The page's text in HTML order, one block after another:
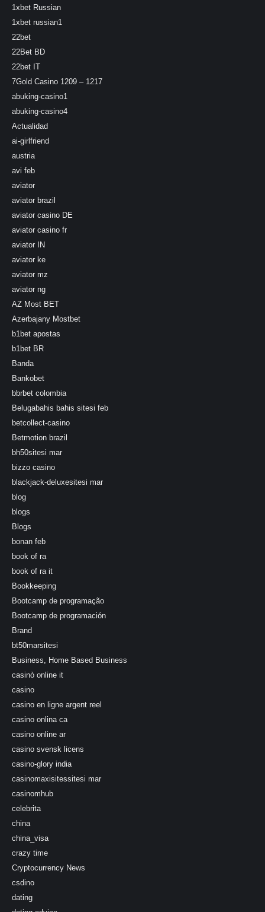
1xbet Russian
1xbet russian1
22bet
22Bet BD
22bet IT
7Gold Casino 1209 – 1217
abuking-casino1
abuking-casino4
Actualidad
ai-girlfriend
austria
avi feb
aviator
aviator brazil
aviator casino DE
aviator casino fr
aviator IN
aviator ke
aviator mz
aviator ng
AZ Most BET
Azerbajany Mostbet
b1bet apostas
b1bet BR
Banda
Bankobet
bbrbet colombia
Belugabahis bahis sitesi feb
betcollect-casino
Betmotion brazil
bh50sitesi mar
bizzo casino
blackjack-deluxesitesi mar
blog
blogs
Blogs
bonan feb
book of ra
book of ra it
Bookkeeping
Bootcamp de programação
Bootcamp de programación
Brand
bt50marsitesi
Business, Home Based Business
casinò online it
casino
casino en ligne argent reel
casino onlina ca
casino online ar
casino svensk licens
casino-glory india
casinomaxisitessitesi mar
casinomhub
celebrita
china
china_visa
crazy time
Cryptocurrency News
csdino
dating